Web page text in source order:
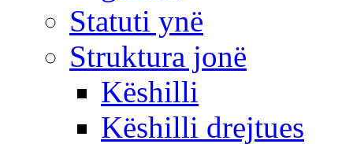
Statuti ynë
Struktura jonë
Këshilli
Këshilli drejtues